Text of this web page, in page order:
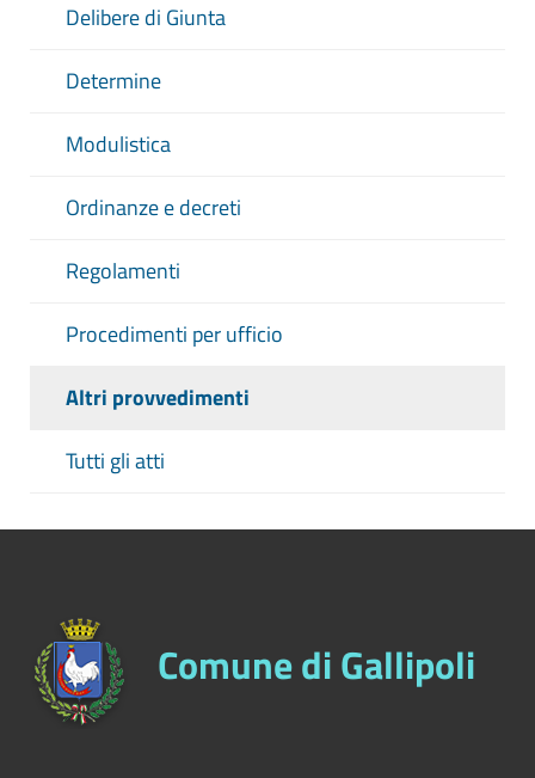
Delibere di Giunta
Determine
Modulistica
Ordinanze e decreti
Regolamenti
Procedimenti per ufficio
Altri provvedimenti
Tutti gli atti
Comune di Gallipoli